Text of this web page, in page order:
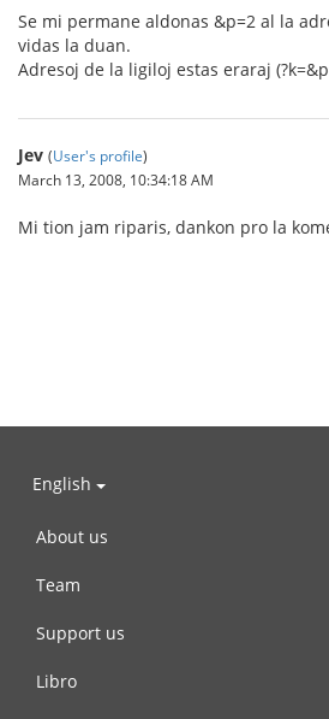
Se mi permane aldonas &p=2 al la
vidas la duan.
Adresoj de la ligiloj estas eraraj
Jev (User's profile)
March 13, 2008, 10:34:18 AM
Mi tion jam riparis, dankon pro la
English
About us
Team
Support us
Libro